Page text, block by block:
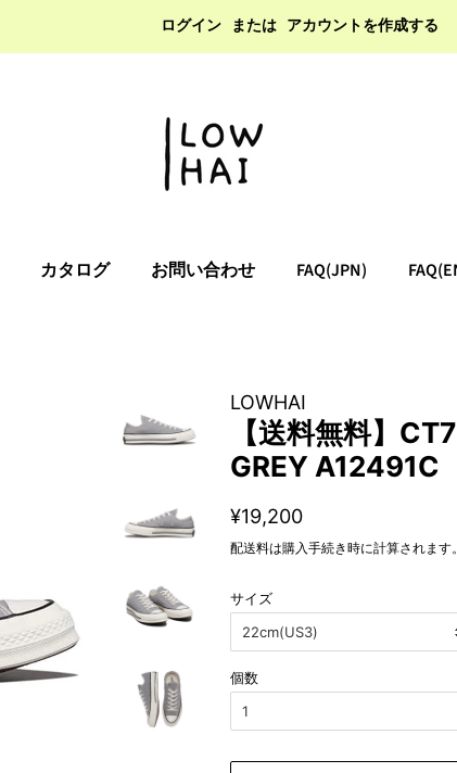
ログイン または アカウントを作成する
カタログ お問い合わせ FAQ(JPN)
LOWHAI
【送料無料】
GREY A12491C
通
価
¥19,200
価
配送料は購入手続き時に計算されます
サイズ
個数